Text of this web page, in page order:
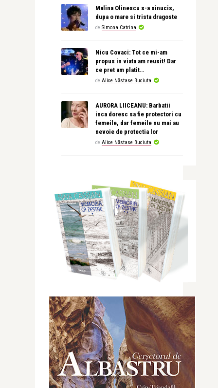
Malina Olinescu s-a sinucis,
dupa o mare si trista dragoste
de Simona Catrina
Nicu Covaci: Tot ce mi-am
propus in viata am reusit! Dar
ce pret am platit…
de Alice Năstase Buciuta
AURORA LIICEANU: Barbatii
inca doresc sa fie protectori cu
femeile, dar femeile nu mai au
nevoie de protectia lor
de Alice Năstase Buciuta